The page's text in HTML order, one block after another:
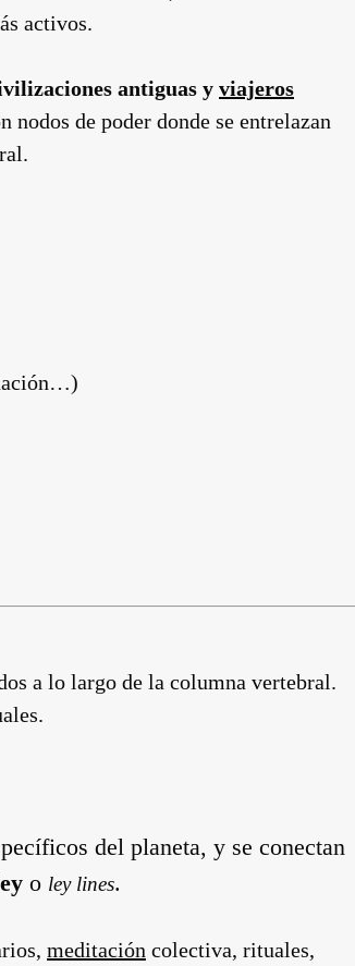
activos.
antiguas y viajeros
nodos de poder donde se entrelazan
a lo largo de la columna vertebral.
del planeta, y se conectan
o ley lines.
meditación colectiva, rituales,